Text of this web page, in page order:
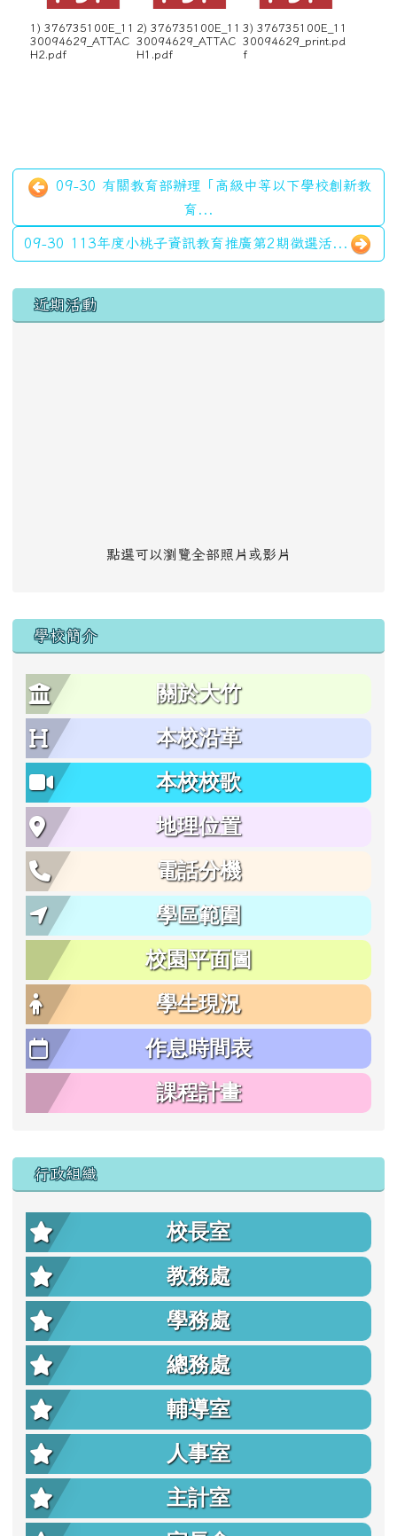
1) 376735100E_11
30094629_ATTAC
H2.pdf
2) 376735100E_11
30094629_ATTAC
H1.pdf
3) 376735100E_11
30094629_print.pd
f
09-30 有關教育部辦理「高級中等以下學校創新教
育...
09-30 113年度小桃子資訊教育推廣第2期徵選活...
左邊區域內容
近期活動
點選可以瀏覽全部照片或影片
學校簡介
關於大竹
本校沿革
本校校歌
地理位置
電話分機
學區範圍
校園平面圖
學生現況
作息時間表
課程計畫
行政組織
校長室
教務處
學務處
總務處
輔導室
人事室
主計室